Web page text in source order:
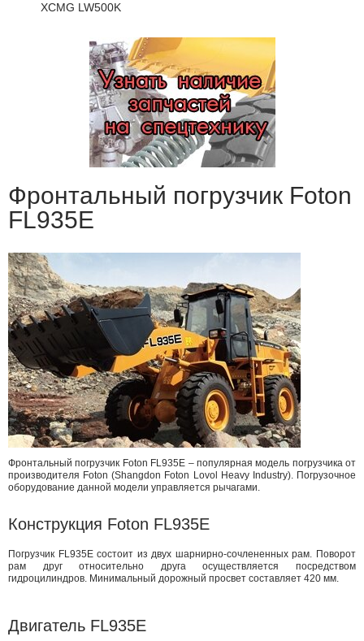
XCMG LW500K
Фронтальный погрузчик Foton
FL935E
Фронтальный погрузчик Foton FL935E – популярная модель погрузчика от
производителя Foton (Shangdon Foton Lovol Heavy Industry). Погрузочное
оборудование данной модели управляется рычагами.
Конструкция Foton FL935E
Погрузчик FL935E состоит из двух шарнирно-сочлененных рам. Поворот
рам друг относительно друга осуществляется посредством
гидроцилиндров. Минимальный дорожный просвет составляет 420 мм.
Двигатель FL935E